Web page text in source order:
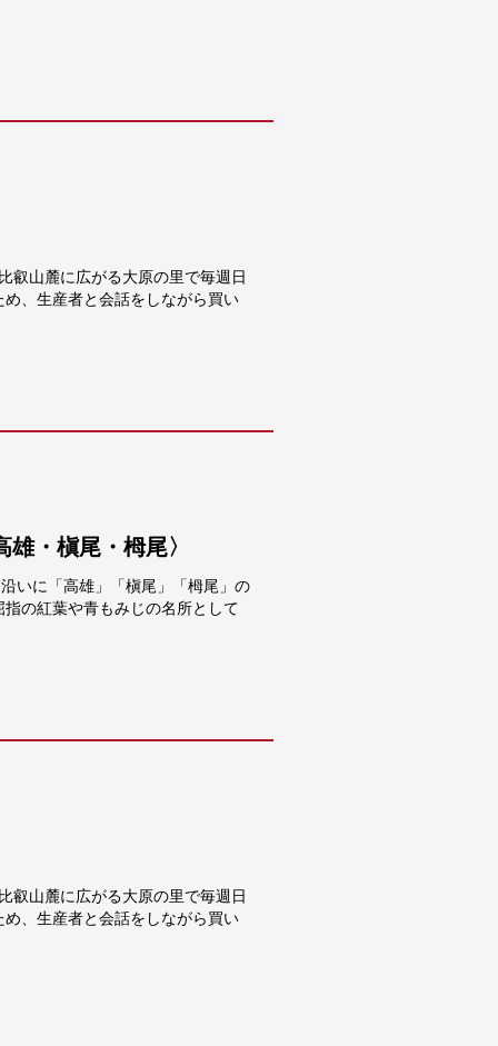
叡山麓に広がる大原の里で毎週日
、生産者と会話をしながら買い
・槇尾・栂尾〉
いに「高雄」「槇尾」「栂尾」の
の紅葉や青もみじの名所として
叡山麓に広がる大原の里で毎週日
、生産者と会話をしながら買い